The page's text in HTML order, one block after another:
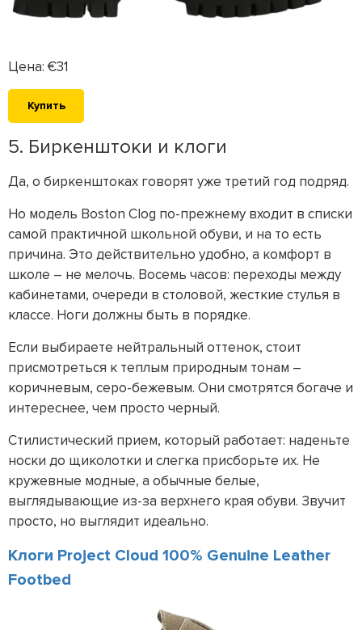
Цена: €31
Купить
5. Биркенштоки и клоги
Да, о биркенштоках говорят уже третий год подряд.
Но модель Boston Clog по-прежнему входит в списки
самой практичной школьной обуви, и на то есть
причина. Это действительно удобно, а комфорт в
школе – не мелочь. Восемь часов: переходы между
кабинетами, очереди в столовой, жесткие стулья в
классе. Ноги должны быть в порядке.
Если выбираете нейтральный оттенок, стоит
присмотреться к теплым природным тонам –
коричневым, серо-бежевым. Они смотрятся богаче и
интереснее, чем просто черный.
Стилистический прием, который работает: наденьте
носки до щиколотки и слегка присборьте их. Не
кружевные модные, а обычные белые,
выглядывающие из-за верхнего края обуви. Звучит
просто, но выглядит идеально.
Клоги Project Cloud 100% Genuine Leather
Footbed